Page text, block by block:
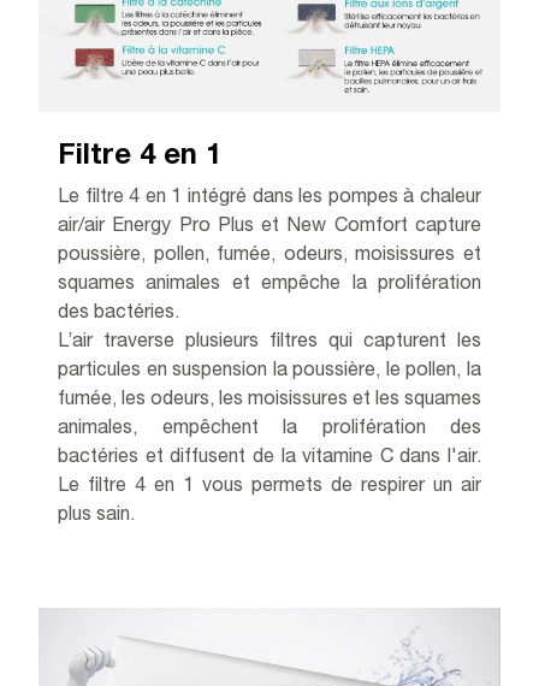
Filtre 4 en 1
Le filtre 4 en 1 intégré dans les pompes à chaleur
air/air Energy Pro Plus et New Comfort capture
poussière, pollen, fumée, odeurs, moisissures et
squames animales et empêche la prolifération
des bactéries.
L’air traverse plusieurs filtres qui capturent les
particules en suspension la poussière, le pollen, la
fumée, les odeurs, les moisissures et les squames
animales, empêchent la prolifération des
bactéries et diffusent de la vitamine C dans l'air.
Le filtre 4 en 1 vous permets de respirer un air
plus sain.